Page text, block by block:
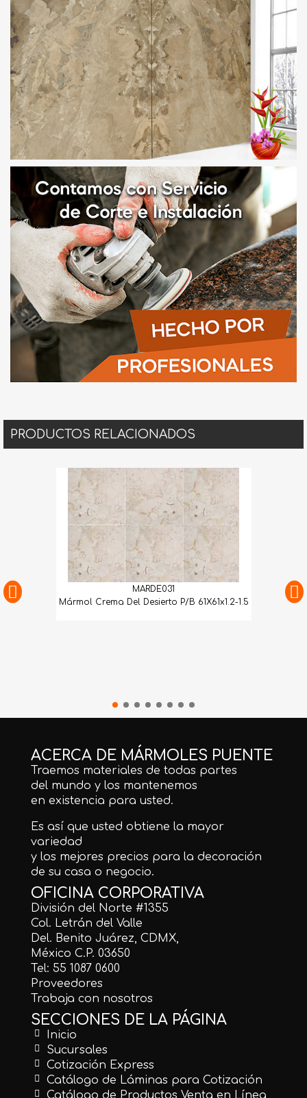
PRODUCTOS RELACIONADOS
MARDE031
Mármol Crema Del Desierto P/B 61X61x1.2-1.5
ACERCA DE MÁRMOLES PUENTE
Traemos materiales de todas partes
del mundo y los mantenemos
en existencia para usted.
Es así que usted obtiene la mayor
variedad
y los mejores precios para la decoración
de su casa o negocio.
OFICINA CORPORATIVA
División del Norte #1355
Col. Letrán del Valle
Del. Benito Juárez, CDMX,
México C.P. 03650
Tel: 55 1087 0600
Proveedores
Trabaja con nosotros
SECCIONES DE LA PÁGINA
Inicio
Sucursales
Cotización Express
Catálogo de Láminas para Cotización
Catálogo de Productos Venta en Línea